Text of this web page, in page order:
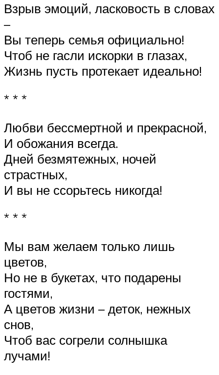
Взрыв эмоций, ласковость в словах
–
Вы теперь семья официально!
Чтоб не гасли искорки в глазах,
Жизнь пусть протекает идеально!
* * *
Любви бессмертной и прекрасной,
И обожания всегда.
Дней безмятежных, ночей
страстных,
И вы не ссорьтесь никогда!
* * *
Мы вам желаем только лишь
цветов,
Но не в букетах, что подарены
гостями,
А цветов жизни – деток, нежных
снов,
Чтоб вас согрели солнышка
лучами!